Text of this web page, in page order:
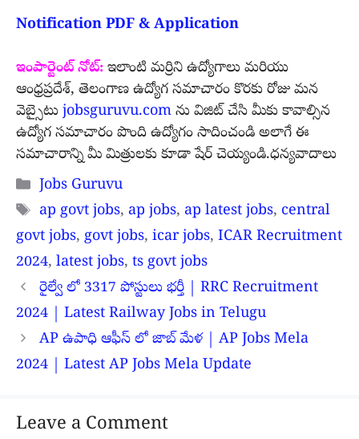
Notification PDF & Application
ఇంపార్టెంట్ నోట్: ఇలాంటి మర్రిని ఉద్యోగాలు మరియు
ఆంధ్రప్రదేశ్, తెలంగాణ ఉద్యోగ సమాచారం కొరకు రోజు మన
వెబ్సైటుjobsguruvu.com ను విజిట్ చేసి మీకు కావాల్సిన
ఉద్యోగ సమాచారం పొంది ఉద్యోగం సాదించండి అలాగే ఈ
సమాచారాన్ని మీ మిత్రులకు కూడా షేర్ చెయ్యండి.ధన్యవాదాలు
Categories
Jobs Guruvu
Tags
ap govt jobs, ap jobs, ap latest jobs, central
govt jobs, govt jobs, icar jobs, ICAR Recruitment
2024, latest jobs, ts govt jobs
రైల్వే లో 3317 పోస్టులు భర్తీ | RRC Recruitment
2024 | Latest Railway Jobs in Telugu
AP ఉపాధి ఆఫీస్ లో జాబ్ మేళ | AP Jobs Mela
2024 | Latest AP Jobs Mela Update
Leave a Comment